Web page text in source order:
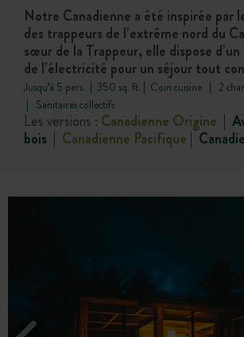
Notre Canadienne a été inspirée par
des trappeurs de l’extrême nord du
sœur de la Trappeur, elle dispose
de l’électricité pour un séjour tout
Jusqu’à 5 pers. | 350 sq. ft. | Coin cuisine | 2
| Sanitaires collectifs
Les versions : Canadienne Origine |
bois | Canadienne Pacifique |